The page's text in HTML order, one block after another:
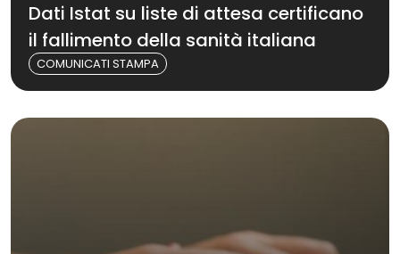
Dati Istat su liste di attesa certificano
il fallimento della sanità italiana
COMUNICATI STAMPA